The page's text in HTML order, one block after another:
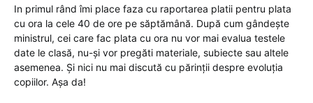
In primul rând îmi place faza cu raportarea platii pentru plata
cu ora la cele 40 de ore pe săptămână. După cum gândește
ministrul, cei care fac plata cu ora nu vor mai evalua testele
date le clasă, nu-și vor pregăti materiale, subiecte sau altele
asemenea. Și nici nu mai discută cu părinții despre evoluția
copiilor. Așa da!